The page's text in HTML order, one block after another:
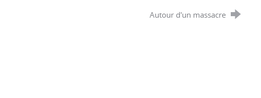
Autour d'un massacre